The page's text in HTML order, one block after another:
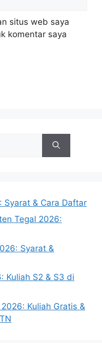
situs web saya
komentar saya
Syarat & Cara Daftar
Tegal 2026:
Syarat &
Kuliah S2 & S3 di
Kuliah Gratis &